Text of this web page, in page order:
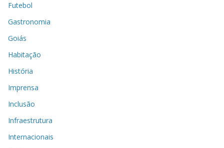
Futebol
Gastronomia
Goiás
Habitação
História
Imprensa
Inclusão
Infraestrutura
Internacionais